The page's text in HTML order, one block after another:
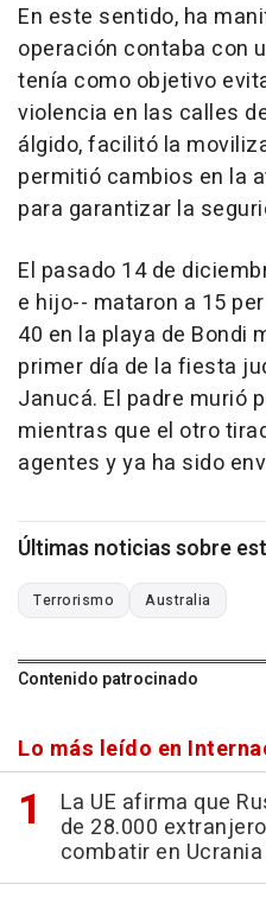
En este sentido, ha
operación contaba con
tenía como objetivo
violencia en las calles
álgido, facilitó la
permitió cambios en la
para garantizar la
El pasado 14 de
e hijo-- mataron a 15
40 en la playa de Bondi
primer día de la fiesta
Janucá. El padre murió
mientras que el otro
agentes y ya ha sido
Últimas noticias sobre
Terrorismo Australia
Contenido patrocinado
Lo más leído en
La UE afirma que
de 28.000
combatir en Ucrania